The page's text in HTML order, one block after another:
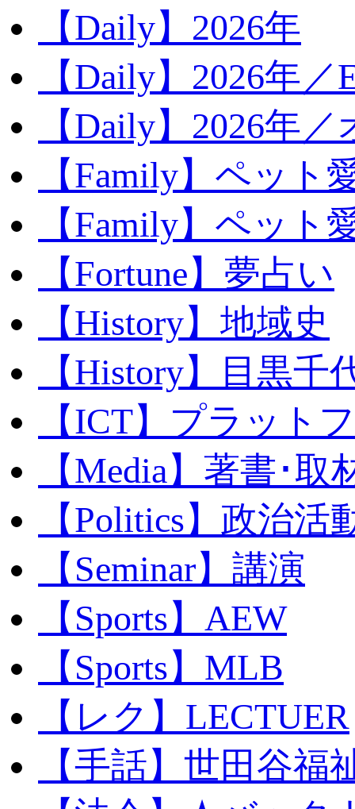
【Daily】2026年
【Daily】2026年／
【Daily】2026年
【Family】ペット
【Family】ペット
【Fortune】夢占い
【History】地域史
【History】目黒千
【ICT】プラット
【Media】著書･取
【Politics】政治活
【Seminar】講演
【Sports】AEW
【Sports】MLB
【レク】LECTUER
【手話】世田谷福